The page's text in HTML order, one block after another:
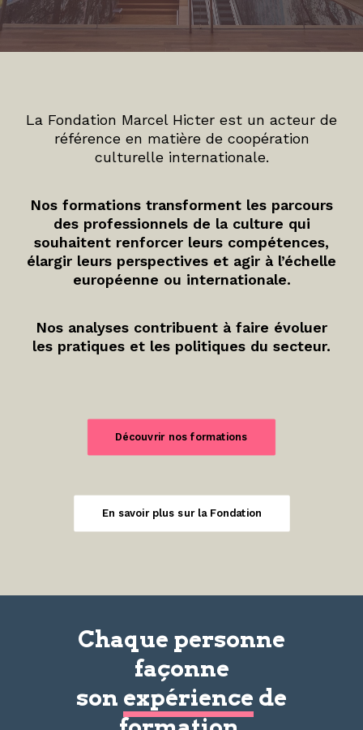
La Fondation Marcel Hicter est un acteur de
référence en matière de coopération
culturelle internationale.
Nos formations transforment les parcours
des professionnels de la culture qui
souhaitent renforcer leurs compétences,
élargir leurs perspectives et agir à l’échelle
européenne ou internationale.
Nos analyses contribuent à faire évoluer
les pratiques et les politiques du secteur.
Découvrir nos formations
En savoir plus sur la Fondation
Chaque personne
façonne
son expérience de